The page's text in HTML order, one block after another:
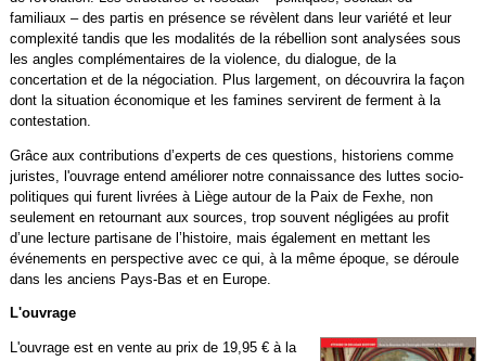
familiaux – des partis en présence se révèlent dans leur variété et leur
complexité tandis que les modalités de la rébellion sont analysées sous
les angles complémentaires de la violence, du dialogue, de la
concertation et de la négociation. Plus largement, on découvrira la façon
dont la situation économique et les famines servirent de ferment à la
contestation.
Grâce aux contributions d’experts de ces questions, historiens comme
juristes, l'ouvrage entend améliorer notre connaissance des luttes socio-
politiques qui furent livrées à Liège autour de la Paix de Fexhe, non
seulement en retournant aux sources, trop souvent négligées au profit
d’une lecture partisane de l’histoire, mais également en mettant les
événements en perspective avec ce qui, à la même époque, se déroule
dans les anciens Pays-Bas et en Europe.
L'ouvrage
L'ouvrage est en vente au prix de 19,95 € à la